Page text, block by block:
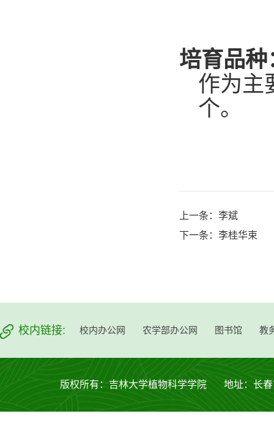
培育品种
作为主
个。
上一条： 李斌
下一条： 李桂华束
校内链接: 校内办公网 农学部办公网 图书馆 教
版权所有：吉林大学植物科学学院 地址：长